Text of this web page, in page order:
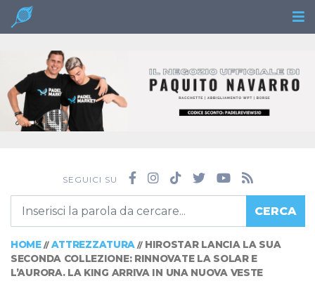
SEGUICI SU
CERCA
HOME// ATTREZZATURA // HIROSTAR LANCIA LA SUA
SECONDA COLLEZIONE: RINNOVATE LA SOLAR E
L’AURORA. LA KING ARRIVA IN UNA NUOVA VESTE